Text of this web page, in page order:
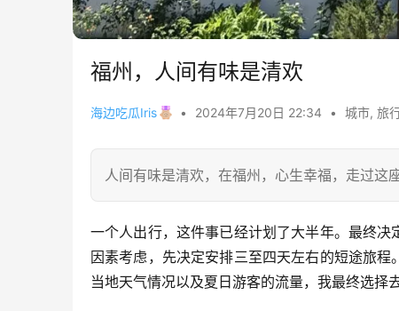
福州，人间有味是清欢
海边吃瓜Iris • 2024年7月20日 22:34 • 城市, 旅
人间有味是清欢，在福州，心生幸福，走过
一个人出行，这件事已经计划了大半年。最终
因素考虑，先决定安排三至四天左右的短途旅
当地天气情况以及夏日游客的流量，我最终选择